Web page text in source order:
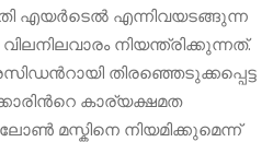
എയർടെൽ എന്നിവയടങ്ങുന്ന
നിയന്ത്രിക്കുന്നത്.
തിരഞ്ഞെടുക്കപ്പെട്ട
കാര്യക്ഷമത
മസ്കിനെ നിയമിക്കുമെന്ന്